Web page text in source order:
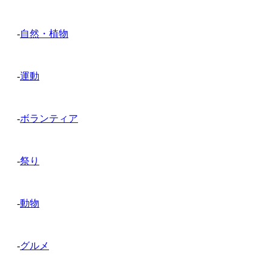
-自然・植物
-運動
-ボランティア
-祭り
-動物
-グルメ